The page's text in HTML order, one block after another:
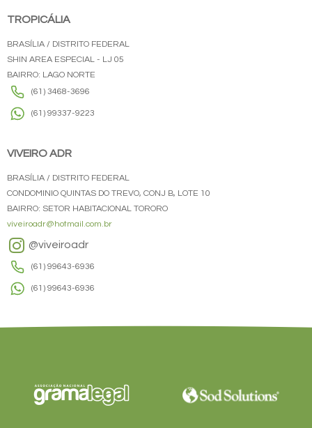
TROPICÁLIA
BRASÍLIA / DISTRITO FEDERAL
SHIN AREA ESPECIAL - LJ 05
BAIRRO: LAGO NORTE
(61) 3468-3696
(61) 99337-9223
VIVEIRO ADR
BRASÍLIA / DISTRITO FEDERAL
CONDOMINIO QUINTAS DO TREVO, CONJ B, LOTE 10
BAIRRO: SETOR HABITACIONAL TORORO
viveiroadr@hotmail.com.br
@viveiroadr
(61) 99643-6936
(61) 99643-6936